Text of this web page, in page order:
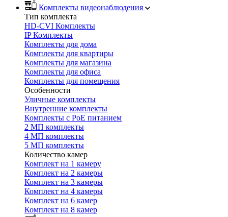
Комплекты видеонаблюдения
Тип комплекта
HD-CVI Комплекты
IP Комплекты
Комплекты для дома
Комплекты для квартиры
Комплекты для магазина
Комплекты для офиса
Комплекты для помещения
Особенности
Уличные комплекты
Внутренние комплекты
Комплекты с PoE питанием
2 МП комплекты
4 МП комплекты
5 МП комплекты
Количество камер
Комплект на 1 камеру
Комплект на 2 камеры
Комплект на 3 камеры
Комплект на 4 камеры
Комплект на 6 камер
Комплект на 8 камер